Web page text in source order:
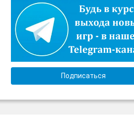
Подписаться